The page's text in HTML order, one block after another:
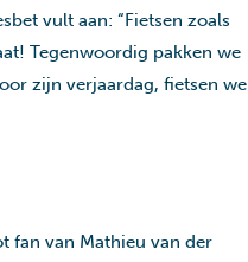
vult aan: “Fietsen zoals
Tegenwoordig pakken we
zijn verjaardag, fietsen we
fan van Mathieu van der